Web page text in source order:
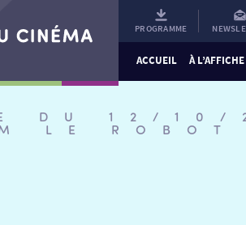
PROGRAMME
ACCUEIL À L’AFFICHE
DU 12/
LE ROBOT